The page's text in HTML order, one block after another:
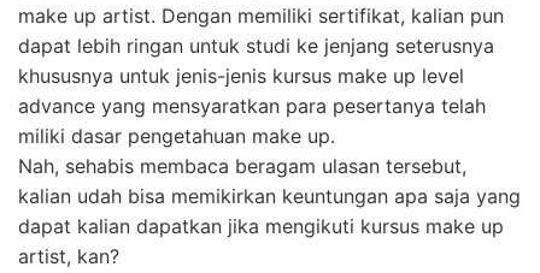
make up artist. Dengan memiliki sertifikat, kalian pun
dapat lebih ringan untuk studi ke jenjang seterusnya
khususnya untuk jenis-jenis kursus make up level
advance yang mensyaratkan para pesertanya telah
miliki dasar pengetahuan make up.
Nah, sehabis membaca beragam ulasan tersebut,
kalian udah bisa memikirkan keuntungan apa saja yang
dapat kalian dapatkan jika mengikuti kursus make up
artist, kan?